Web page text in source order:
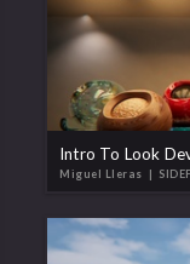
Intro To Look
Miguel Lleras |